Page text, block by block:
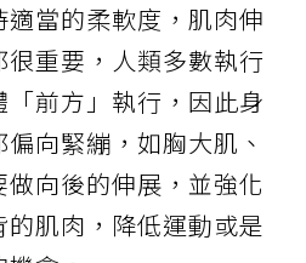
當的柔軟度，肌肉伸
重要，人類多數執行
前方」執行，因此身
向緊繃，如胸大肌、
向後的伸展，並強化
肌肉，降低運動或是